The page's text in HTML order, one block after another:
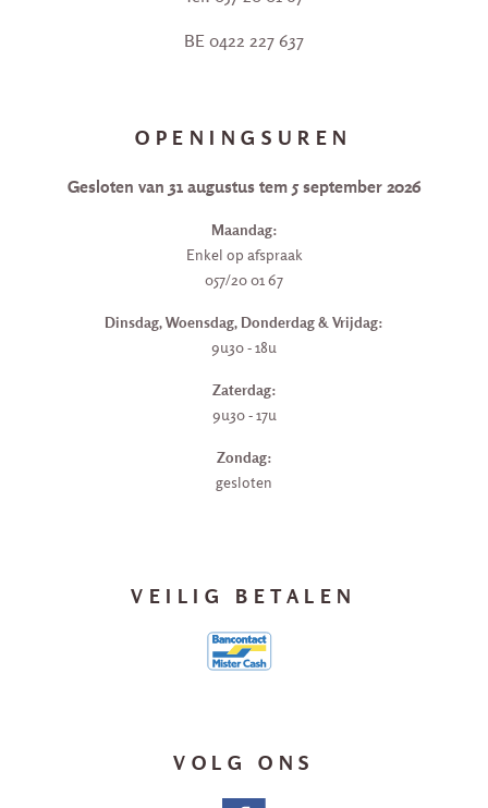
BE 0422 227 637
OPENINGSUREN
Gesloten van 31 augustus tem 5 september 2026
Maandag:
Enkel op afspraak
057/20 01 67
Dinsdag, Woensdag, Donderdag & Vrijdag:
9u30 - 18u
Zaterdag:
9u30 - 17u
Zondag:
gesloten
VEILIG BETALEN
VOLG ONS